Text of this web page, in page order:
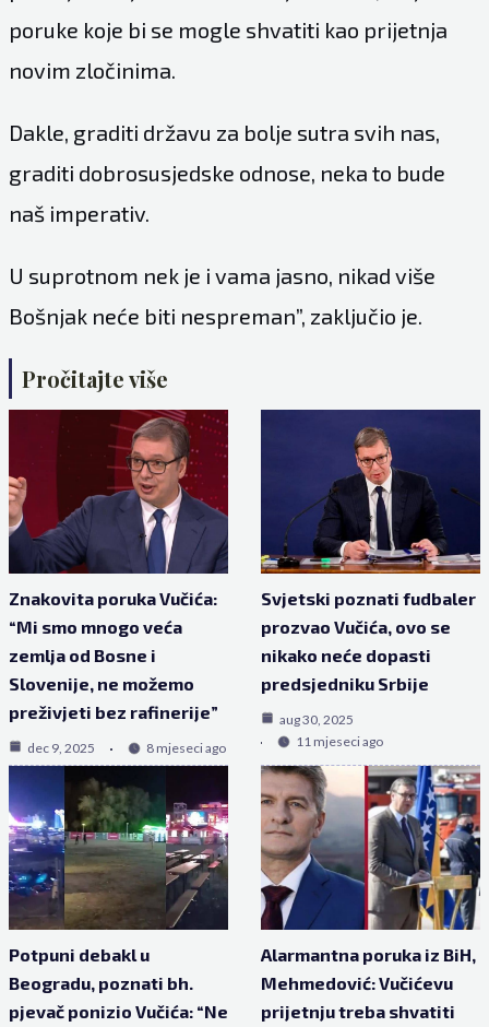
poruke koje bi se mogle shvatiti kao prijetnja
novim zločinima.
Dakle, graditi državu za bolje sutra svih nas,
graditi dobrosusjedske odnose, neka to bude
naš imperativ.
U suprotnom nek je i vama jasno, nikad više
Bošnjak neće biti nespreman”, zaključio je.
Pročitajte više
Znakovita poruka Vučića:
“Mi smo mnogo veća
zemlja od Bosne i
Slovenije, ne možemo
preživjeti bez rafinerije”
dec 9, 2025 8 mjeseci ago
Svjetski poznati fudbaler
prozvao Vučića, ovo se
nikako neće dopasti
predsjedniku Srbije
aug 30, 2025
11 mjeseci ago
Potpuni debakl u
Beogradu, poznati bh.
pjevač ponizio Vučića: “Ne
Alarmantna poruka iz BiH,
Mehmedović: Vučićevu
prijetnju treba shvatiti